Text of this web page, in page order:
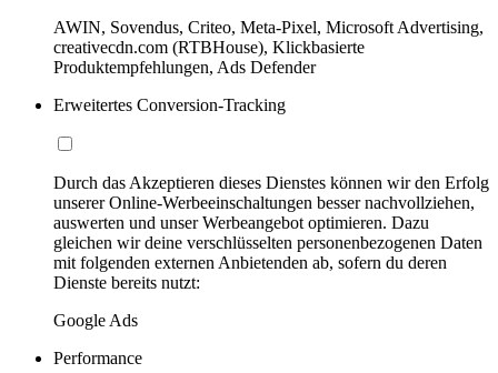
AWIN, Sovendus, Criteo, Meta-Pixel, Microsoft Advertising,
creativecdn.com (RTBHouse), Klickbasierte
Produktempfehlungen, Ads Defender
Erweitertes Conversion-Tracking
Durch das Akzeptieren dieses Dienstes können wir den Erfolg
unserer Online-Werbeeinschaltungen besser nachvollziehen,
auswerten und unser Werbeangebot optimieren. Dazu
gleichen wir deine verschlüsselten personenbezogenen Daten
mit folgenden externen Anbietenden ab, sofern du deren
Dienste bereits nutzt:
Google Ads
Performance